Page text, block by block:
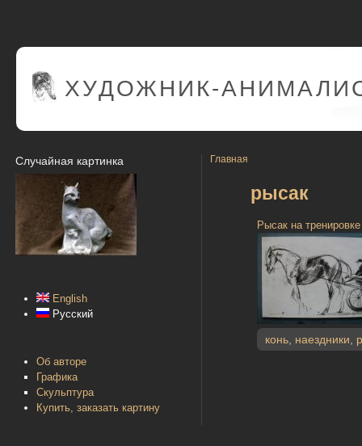
ХУДОЖНИК-
Случайная картинка
English
Русский
Об авторе
Графика
Скульптура
Купить, заказать картину
Главная
рысак
Рысак на
конь наездники